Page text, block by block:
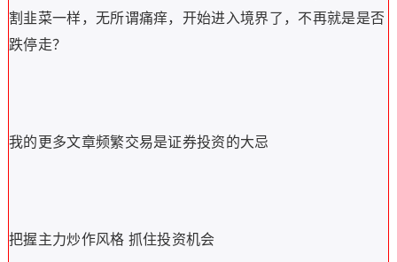
割韭菜一样，无所谓痛痒，开始进入境界了，不再就是是否
跌停走？
我的更多文章频繁交易是证券投资的大忌
把握主力炒作风格 抓住投资机会